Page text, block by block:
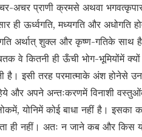
अचर प्राणी क्रमसे अथवा
ही ऊर्ध्वगति, मध्यगति और अधोगति
अर्थात् शुक्ल और कृष्ण-गतिके साथ
वे कितनी ही ऊँची भोग-भूमियोंमें
है। इसी तरह परमात्माके अंश होनेसे
और अपने अन्तःकरणमें विनाशी
योनिमें कोई बाधा नहीं है। इसका
ही नहीं। अतः न जाने कब और किस